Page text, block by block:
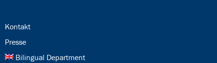
indlæg:
Challenge:
Så
24.0:
Kontakt
25.0:
Presse
26.0:
Bilingual Department